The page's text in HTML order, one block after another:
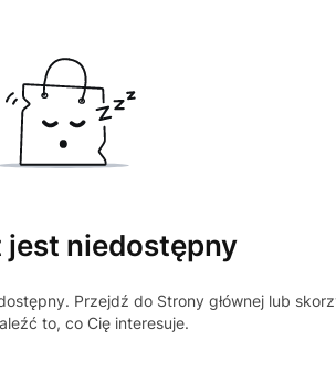
jest niedostępny
Przejdź do Strony głównej lub
to, co Cię interesuje.